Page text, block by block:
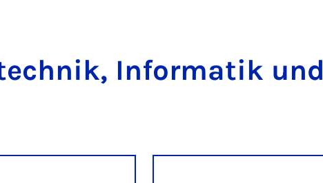
In­for­ma­tik und